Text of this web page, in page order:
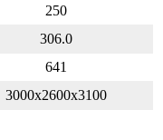
250
306.0
641
3000x2600x3100